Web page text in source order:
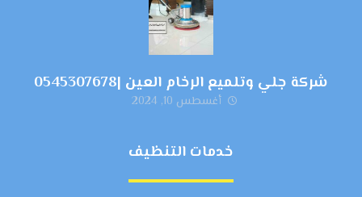
شركة جلي وتلميع الرخام العين |0545307678
أغسطس 10, 2024
خدمات التنظيف